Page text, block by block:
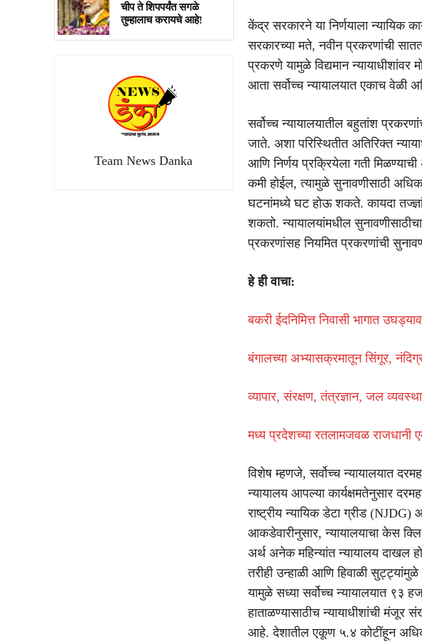
चीप ते शिपपर्यंत सगळे
तुम्हालाच करायचे आहे!
Team News Danka
केंद्र सरकारने या निर्णयाला न्यायिक
सरकारच्या मते, नवीन प्रकरणांची
प्रकरणे यामुळे विद्यमान न्यायाधीशांवर
आता सर्वोच्च न्यायालयात एकाच
सर्वोच्च न्यायालयातील बहुतांश
जाते. अशा परिस्थितीत अतिरिक्त
आणि निर्णय प्रक्रियेला गती
कमी होईल, त्यामुळे सुनावणीसाठी
घटनांमध्ये घट होऊ शकते. कायदा
शकतो. न्यायालयांमधील
प्रकरणांसह नियमित प्रकरणांची
हे ही वाचा:
बकरी ईदनिमित्त निवासी भागात
बंगालच्या अभ्यासक्रमातून सिंगूर,
व्यापार, संरक्षण, तंत्रज्ञान, जल
मध्य प्रदेशच्या रतलामजवळ राजधानी
विशेष म्हणजे, सर्वोच्च न्यायालयात
न्यायालय आपल्या कार्यक्षमतेनुसार
राष्ट्रीय न्यायिक डेटा ग्रीड
आकडेवारीनुसार, न्यायालयाचा केस
अर्थ अनेक महिन्यांत न्यायालय दाखल
तरीही उन्हाळी आणि हिवाळी
यामुळे सध्या सर्वोच्च न्यायालयात ९३
हाताळण्यासाठीच न्यायाधीशांची
आहे. देशातील एकूण ५.४ कोटींहून